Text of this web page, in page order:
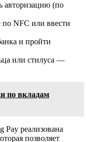
авторизацию (по
по NFC или ввести
и пройти
или стилуса —
по вкладам
Pay реализована
позволяет